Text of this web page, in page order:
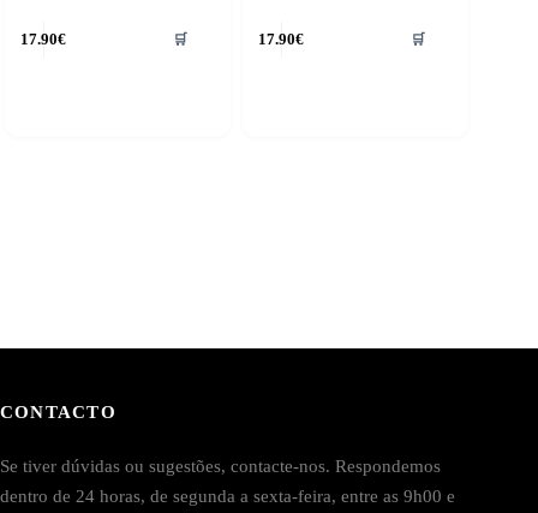
17.90€ 🛒 17.90€ 🛒
CONTACTO
Se tiver dúvidas ou sugestões, contacte-nos. Respondemos
dentro de 24 horas, de segunda a sexta-feira, entre as 9h00 e